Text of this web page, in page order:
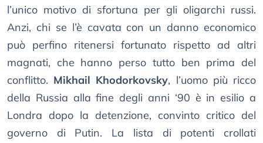
l’unico motivo di sfortuna per gli oligarchi russi.
Anzi, chi se l’è cavata con un danno economico
può perfino ritenersi fortunato rispetto ad altri
magnati, che hanno perso tutto ben prima del
conflitto. Mikhail Khodorkovsky, l’uomo più ricco
della Russia alla fine degli anni ‘90 è in esilio a
Londra dopo la detenzione, convinto critico del
governo di Putin. La lista di potenti crollati